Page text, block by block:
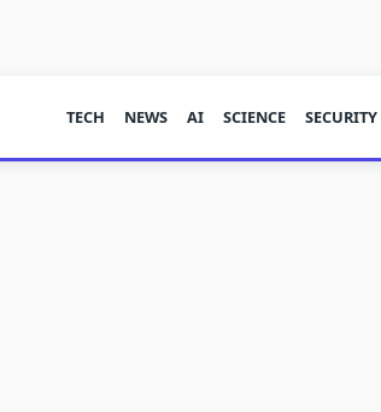
TECH NEWS AI SCIENCE SECURITY